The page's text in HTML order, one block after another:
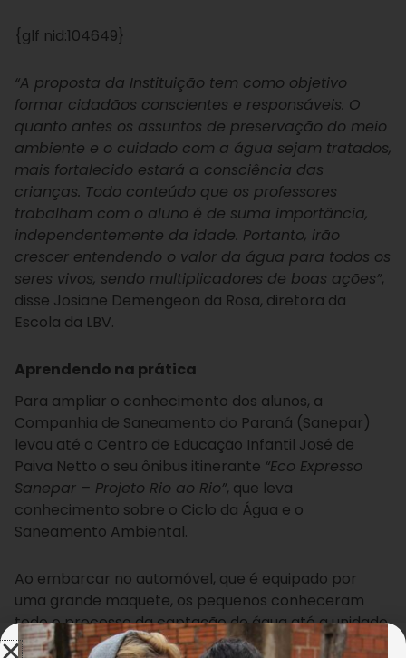
{glf nid:104649}
“A proposta da Instituição tem como objetivo
formar cidadãos conscientes e responsáveis. O
quanto antes os assuntos de preservação do meio
ambiente e o cuidado com a água sejam tratados,
mais fortalecido estará a consciência das
crianças. Todo conteúdo que os professores
trabalham com o aluno é de suma importância,
independentemente da idade. Portanto, irão
crescer entendendo o valor da água para todos os
seres vivos, sendo multiplicadores de boas ações”,
disse Josiane Demengeon da Rosa, diretora da
Escola da LBV.
Aprendendo na prática
Para ampliar o conhecimento dos alunos, a
Companhia de Saneamento do Paraná (Sanepar)
levou até o Centro de Educação Infantil José de
Paiva Netto o seu ônibus itinerante “Eco Expresso
Sanepar – Projeto Rio ao Rio”, que leva
conhecimento sobre o Ciclo da Água e o
Saneamento Ambiental.
Ao embarcar no automóvel, que é equipado por
uma grande maquete, os pequenos conheceram
todo o processo da captação de água até a unidade
de tratamento, onde ela se torna potável.